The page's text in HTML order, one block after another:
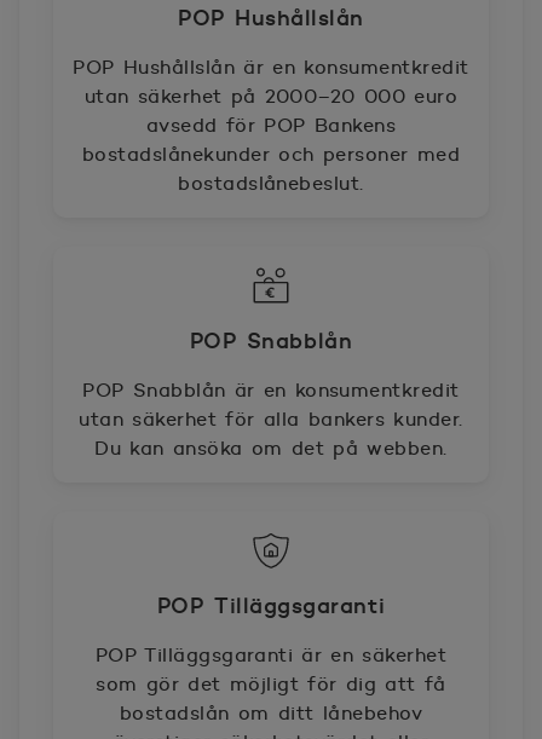
POP Hushållslån
POP Hushållslån är en konsumentkredit
utan säkerhet på 2000–20 000 euro
avsedd för POP Bankens
bostadslånekunder och personer med
bostadslånebeslut.
POP Snabblån
POP Snabblån är en konsumentkredit
utan säkerhet för alla bankers kunder.
Du kan ansöka om det på webben.
POP Tilläggsgaranti
POP Tilläggsgaranti är en säkerhet
som gör det möjligt för dig att få
bostadslån om ditt lånebehov